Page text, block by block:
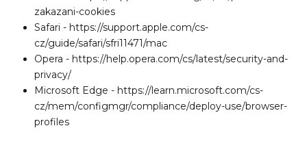
zakazani-cookies
Safari - https://support.apple.com/cs-
cz/guide/safari/sfri11471/mac
Opera - https://help.opera.com/cs/latest/security-and-
privacy/
Microsoft Edge - https://learn.microsoft.com/cs-
cz/mem/configmgr/compliance/deploy-use/browser-
profiles